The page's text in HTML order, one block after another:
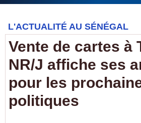
L'ACTUALITÉ AU SÉNÉGAL
Vente de cartes à
NR/J affiche ses
pour les
politiques